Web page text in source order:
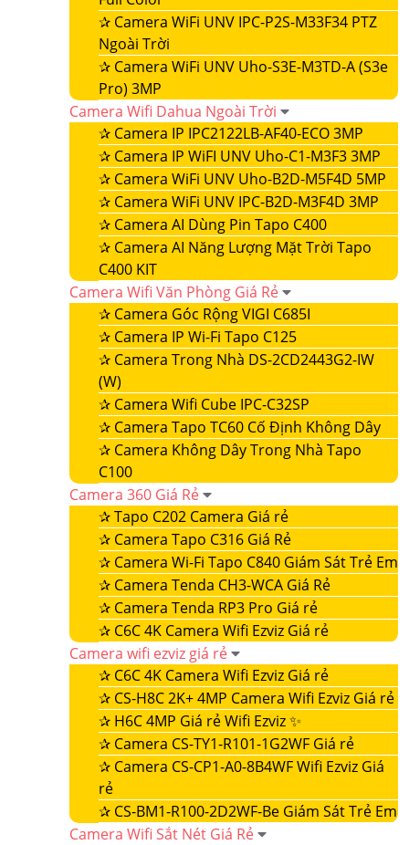
✰ Camera WiFi UNV IPC-P2S-M33F34 PTZ
Ngoài Trời
✰ Camera WiFi UNV Uho-S3E-M3TD-A (S3e
Pro) 3MP
Camera Wifi Dahua Ngoài Trời
✰ Camera IP IPC2122LB-AF40-ECO 3MP
✰ Camera IP WiFI UNV Uho-C1-M3F3 3MP
✰ Camera WiFi UNV Uho-B2D-M5F4D 5MP
✰ Camera WiFi UNV IPC-B2D-M3F4D 3MP
✰ Camera AI Dùng Pin Tapo C400
✰ Camera AI Năng Lượng Mặt Trời Tapo
C400 KIT
Camera Wifi Văn Phòng Giá Rẻ
✰ Camera Góc Rộng VIGI C685I
✰ Camera IP Wi-Fi Tapo C125
✰ Camera Trong Nhà DS-2CD2443G2-IW
(W)
✰ Camera Wifi Cube IPC-C32SP
✰ Camera Tapo TC60 Cố Định Không Dây
✰ Camera Không Dây Trong Nhà Tapo
C100
Camera 360 Giá Rẻ
✰Tapo C202 Camera Giá rẻ
✰ Camera Tapo C316 Giá Rẻ
✰ Camera Wi-Fi Tapo C840 Giám Sát Trẻ Em
✰ Camera Tenda CH3-WCA Giá Rẻ
✰ Camera Tenda RP3 Pro Giá rẻ
✰ C6C 4K Camera Wifi Ezviz Giá rẻ
Camera wifi ezviz giá rẻ
✰ C6C 4K Camera Wifi Ezviz Giá rẻ
✰ CS-H8C 2K+ 4MP Camera Wifi Ezviz Giá rẻ
✰ H6C 4MP Giá rẻ Wifi Ezviz ✨
✰ Camera CS-TY1-R101-1G2WF Giá rẻ
✰ Camera CS-CP1-A0-8B4WF Wifi Ezviz Giá
rẻ
✰ CS-BM1-R100-2D2WF-Be Giám Sát Trẻ Em
Camera Wifi Sắt Nét Giá Rẻ